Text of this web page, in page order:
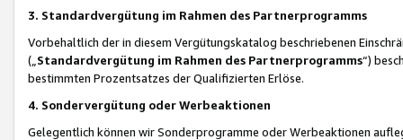
3. Standardvergütung im Rahmen des Partnerprogramms
Vorbehaltlich der in diesem Vergütungskatalog beschriebenen
(„ Standardvergütung im Rahmen des Partnerprogramms“)
bestimmten Prozentsatzes der Qualifizierten Erlöse.
4. Sondervergütung oder Werbeaktionen
Gelegentlich können wir Sonderprogramme oder Werbeaktionen